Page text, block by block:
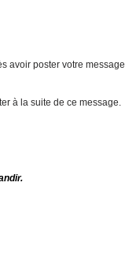
avoir poster votre message..
à la suite de ce message.